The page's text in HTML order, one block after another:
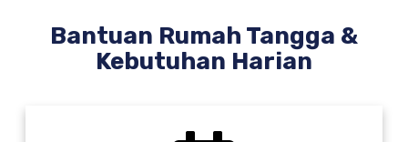
Bantuan Rumah Tangga &
Kebutuhan Harian